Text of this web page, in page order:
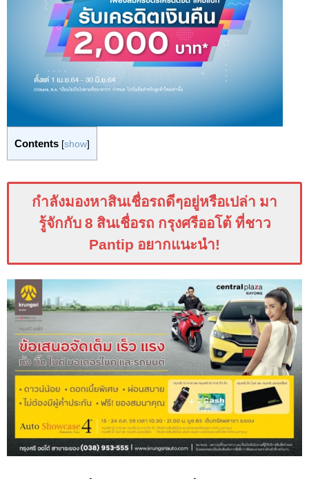
Contents [show]
กำลังมองหาสินเชื่อรถดีๆอยู่หรือเปล่า มา
รู้จักกับ 8 สินเชื่อรถ กรุงศรีออโต้ ที่ชาว
Pantip อยากแนะนำ!